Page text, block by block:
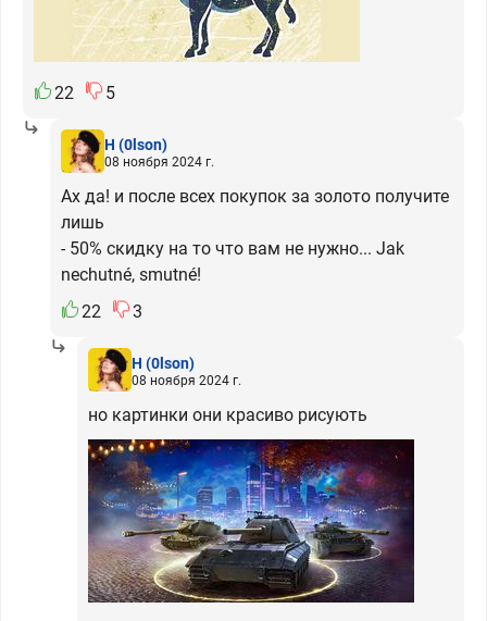
22 5
H (0lson)
08 ноября 2024 г.
Ах да! и после всех покупок за золото получите
лишь
- 50% скидку на то что вам не нужно... Jak
nechutné, smutné!
22
3
H (0lson)
08 ноября 2024 г.
но картинки они красиво рисують